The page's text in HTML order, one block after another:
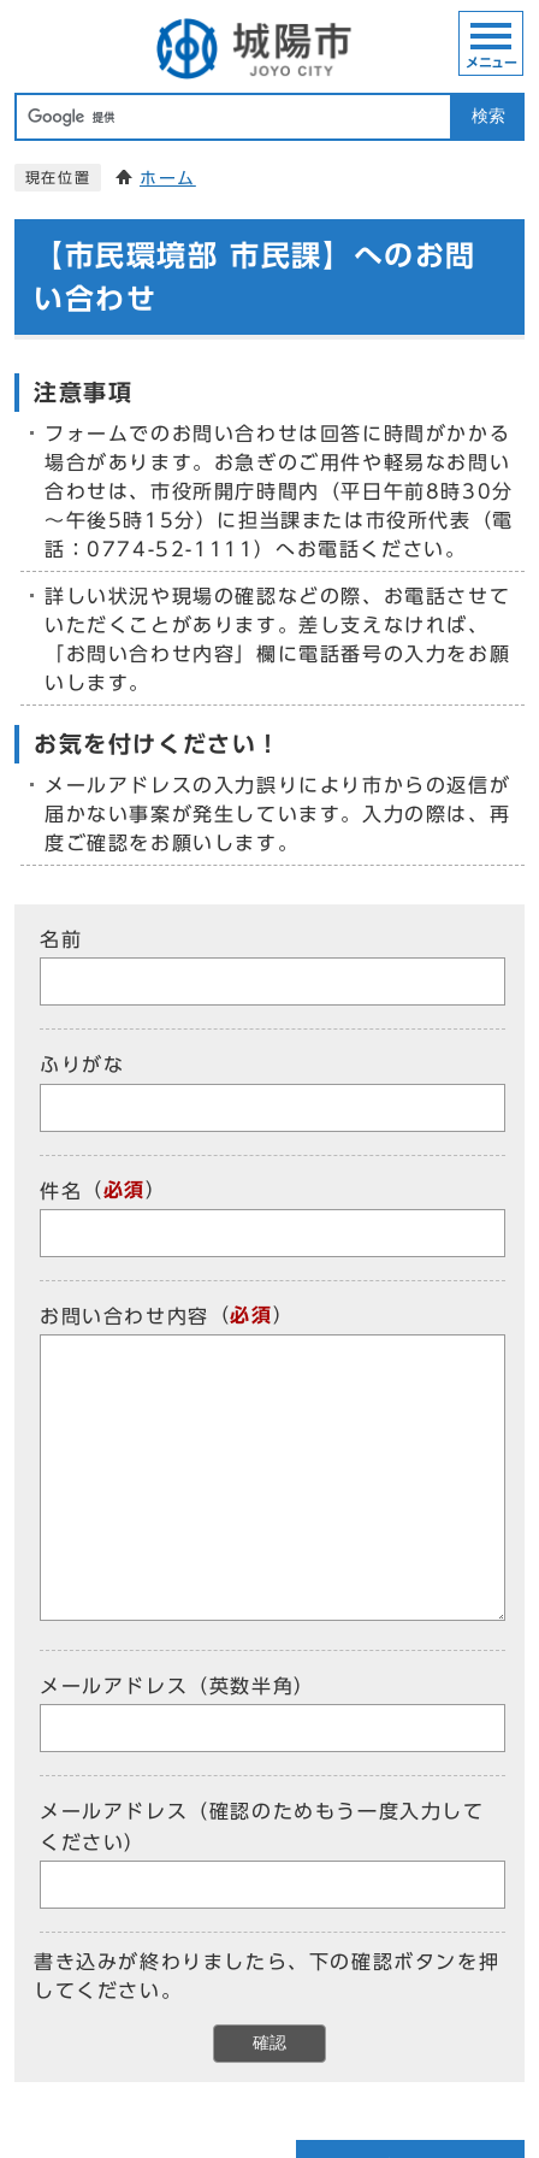
検索
メニュー
現在位置 ホーム
【市民環境部 市民課】へのお問
い合わせ
注意事項
フォームでのお問い合わせは回答に時間がかかる
場合があります。お急ぎのご用件や軽易なお問い
合わせは、市役所開庁時間内（平日午前8時30分
～午後5時15分）に担当課または市役所代表（電
話：0774-52-1111）へお電話ください。
詳しい状況や現場の確認などの際、お電話させて
いただくことがあります。差し支えなければ、
「お問い合わせ内容」欄に電話番号の入力をお願
いします。
お気を付けください！
メールアドレスの入力誤りにより市からの返信が
届かない事案が発生しています。入力の際は、再
度ご確認をお願いします。
名前
ふりがな
件名 （必須）
お問い合わせ内容 （必須）
メールアドレス（英数半角）
メールアドレス（確認のためもう一度入力して
ください）
書き込みが終わりましたら、下の確認ボタンを押
してください。
確認